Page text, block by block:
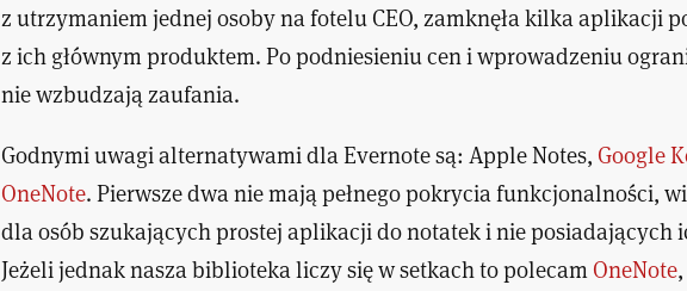
z utrzymaniem jednej osoby na fotelu CEO, zamknęła kilka aplikacji
z ich głównym produktem. Po podniesieniu cen i wprowadzeniu
nie wzbudzają zaufania.
Godnymi uwagi alternatywami dla Evernote są: Apple Notes, Google
OneNote. Pierwsze dwa nie mają pełnego pokrycia funkcjonalności,
dla osób szukających prostej aplikacji do notatek i nie posiadających
Jeżeli jednak nasza biblioteka liczy się w setkach to polecam OneNote